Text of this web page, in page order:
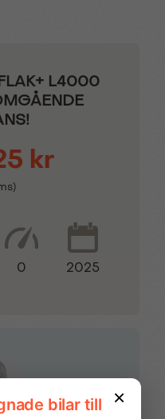
startspärr
Eluppvärmt förarsäte
Filhållningsassistans
assist
L4000
kr
0 2025